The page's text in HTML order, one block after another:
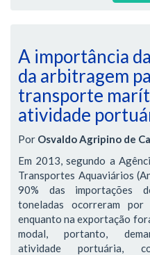
A importância
da arbitragem
transporte
atividade
Por Osvaldo Agripino de
Em 2013, segundo a
Transportes Aquaviários
90% das importações
toneladas ocorreram por
enquanto na exportação
modal, portanto,
atividade portuária,